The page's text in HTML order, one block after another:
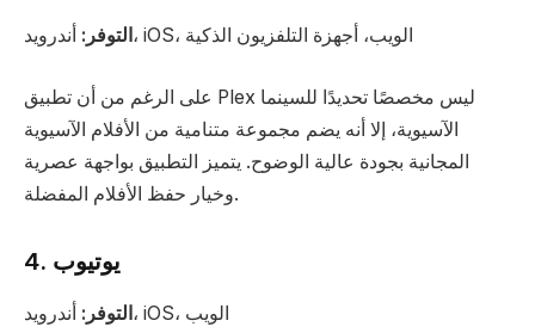
التوفر: أندرويد، iOS، الويب، أجهزة التلفزيون الذكية
على الرغم من أن تطبيق Plex ليس مخصصًا تحديدًا للسينما
الآسيوية، إلا أنه يضم مجموعة متنامية من الأفلام الآسيوية
المجانية بجودة عالية الوضوح. يتميز التطبيق بواجهة عصرية
وخيار حفظ الأفلام المفضلة.
4. يوتيوب
التوفر: أندرويد، iOS، الويب